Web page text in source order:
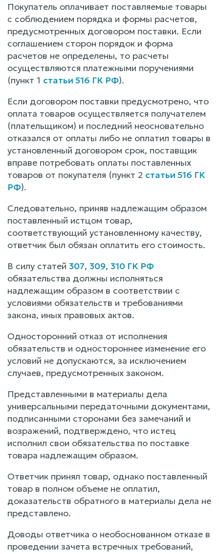
Покупатель оплачивает поставляемые товары
с соблюдением порядка и формы расчетов,
предусмотренных договором поставки. Если
соглашением сторон порядок и форма
расчетов не определены, то расчеты
осуществляются платежными поручениями
(пункт 1 статьи 516 ГК РФ).
Если договором поставки предусмотрено, что
оплата товаров осуществляется получателем
(плательщиком) и последний неосновательно
отказался от оплаты либо не оплатил товары в
установленный договором срок, поставщик
вправе потребовать оплаты поставленных
товаров от покупателя (пункт 2 статьи 516 ГК
РФ).
Следовательно, приняв надлежащим образом
поставленный истцом товар,
соответствующий установленному качеству,
ответчик был обязан оплатить его стоимость.
В силу статей 307, 309, 310 ГК РФ
обязательства должны исполняться
надлежащим образом в соответствии с
условиями обязательств и требованиями
закона, иных правовых актов.
Односторонний отказ от исполнения
обязательств и одностороннее изменение его
условий не допускаются, за исключением
случаев, предусмотренных законом.
Представленными в материалы дела
универсальными передаточными документами,
подписанными сторонами без замечаний и
возражений, подтверждено, что истец
исполнил свои обязательства по поставке
товара надлежащим образом.
Ответчик принял товар, однако поставленный
товар в полном объеме не оплатил,
доказательств обратного в материалы дела не
представлено.
Доводы ответчика о необоснованном отказе в
проведении зачета встречных требований,